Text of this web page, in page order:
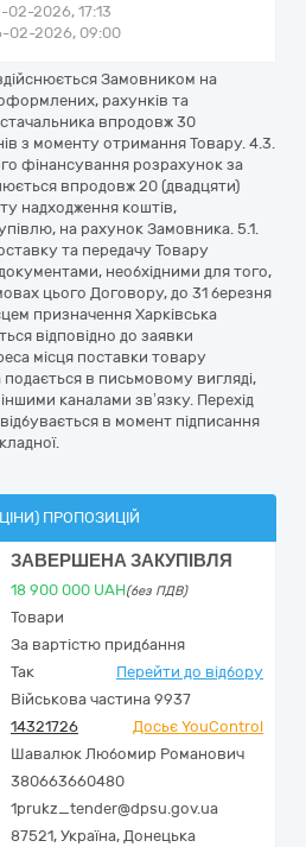
02-2026, 17:13
02-2026, 09:00
Замовником на
рахунків та
впродовж 30
з моменту отримання Товару. 4.3.
фінансування розрахунок за
впродовж 20 (двадцяти)
надходження коштів,
на рахунок Замовника. 5.1.
та передачу Товару
необхідними для того,
цього Договору, до 31 березня
призначення Харківська
відповідно до заявки
місця поставки товару
подається в письмовому вигляді,
каналами зв’язку. Перехід
в момент підписання
ПРОПОЗИЦІЙ
ЗАВЕРШЕНА ЗАКУПІВЛЯ
18 900 000 UAH(без ПДВ)
Товари
За вартістю придбання
Так
Перейти до відбору
Військова частина 9937
14321726
Досьє YouControl
Шавалюк Любомир Романович
380663660480
1prukz_tender@dpsu.gov.ua
87521, Україна, Донецька